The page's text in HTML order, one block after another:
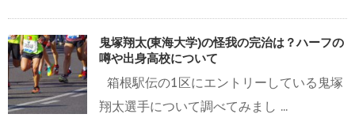
鬼塚翔太(東海大学)の怪我の完治は？ハーフの
噂や出身高校について
箱根駅伝の1区にエントリーしている鬼塚
翔太選手について調べてみまし ...